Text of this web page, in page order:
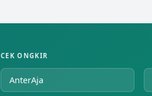
CEK ONGKIR
AnterAja